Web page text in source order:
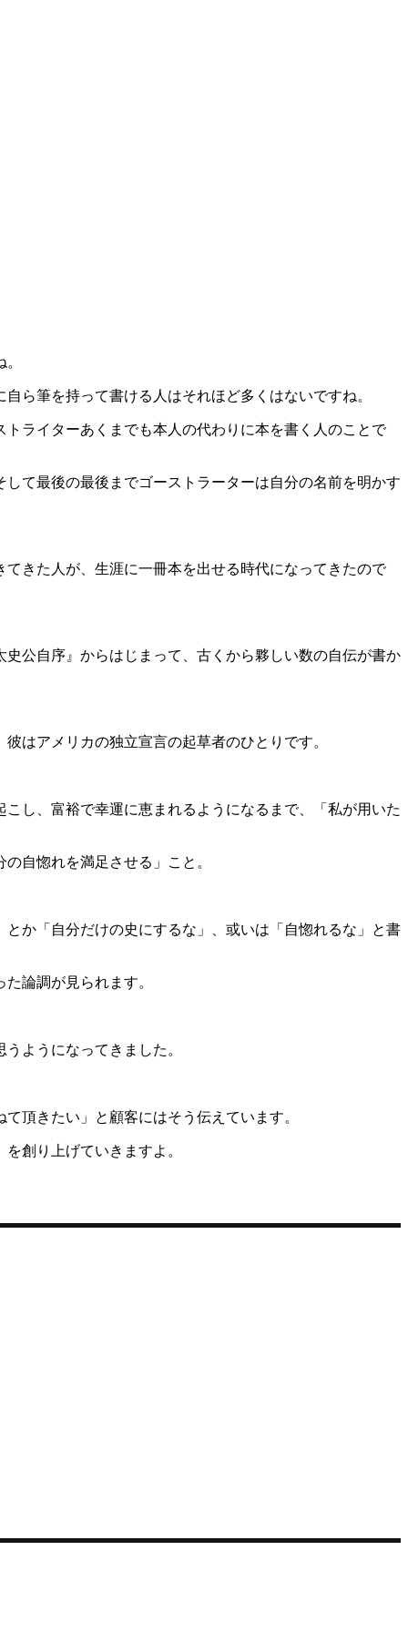
ら筆を持って書ける人はそれほど多くはないですね。
ライターあくまでも本人の代わりに本を書く人のことで
て最後の最後までゴーストラーターは自分の名前を明かす
きた人が、生涯に一冊本を出せる時代になってきたので
公自序』からはじまって、古くから夥しい数の自伝が書か
はアメリカの独立宣言の起草者のひとりです。
し、富裕で幸運に恵まれるようになるまで、「私が用いた
自惚れを満足させる」こと。
か「自分だけの史にするな」、或いは「自惚れるな」と書
論調が見られます。
ようになってきました。
頂きたい」と顧客にはそう伝えています。
創り上げていきますよ。